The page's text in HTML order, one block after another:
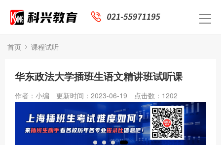
首页 课程试听
华东政法大学插班生语文精讲班试听课
作者：小编 更新时间：2023-06-19 点击数： 1202